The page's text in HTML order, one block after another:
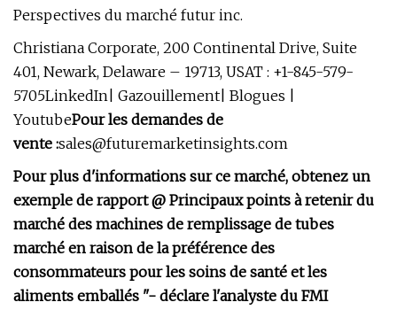
Perspectives du marché futur inc.
Christiana Corporate, 200 Continental Drive, Suite
401, Newark, Delaware – 19713, USAT : +1-845-579-
5705LinkedIn| Gazouillement| Blogues |
YoutubePour les demandes de
vente :sales@futuremarketinsights.com
Pour plus d'informations sur ce marché, obtenez un
exemple de rapport @ Principaux points à retenir du
marché des machines de remplissage de tubes
marché en raison de la préférence des
consommateurs pour les soins de santé et les
aliments emballés "- déclare l'analyste du FMI